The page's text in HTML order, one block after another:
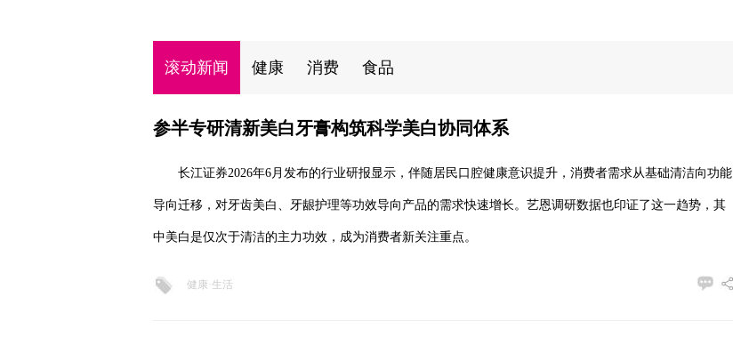
滚动新闻 健康 消费 食品
参半专研清新美白牙膏构筑科学美白协同体系
长江证券2026年6月发布的行业研报显示，伴随居民口腔健康意识提升，消费者需求从基础清洁向功能
导向迁移，对牙齿美白、牙龈护理等功效导向产品的需求快速增长。艺恩调研数据也印证了这一趋势，其
中美白是仅次于清洁的主力功效，成为消费者新关注重点。
健康·生活